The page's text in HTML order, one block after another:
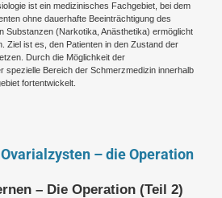
ist ein medizinisches Fachgebiet, bei dem
ohne dauerhafte Beeinträchtigung des
Substanzen (Narkotika, Anästhetika) ermöglicht
Ziel ist es, den Patienten in den Zustand der
Durch die Möglichkeit der
spezielle Bereich der Schmerzmedizin innerhalb
fortentwickelt.
– die Operation
– Die Operation (Teil 2)